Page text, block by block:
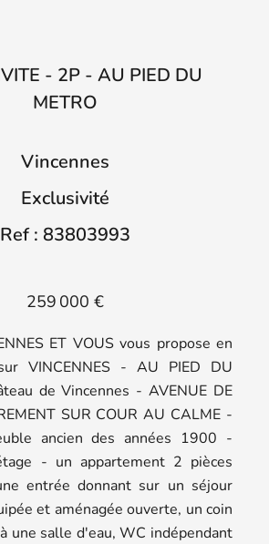
- 2P - AU PIED DU
METRO
Vincennes
Exclusivité
Ref : 83803993
259 000 €
ET VOUS vous propose en
sur VINCENNES - AU PIED DU
de Vincennes - AVENUE DE
SUR COUR AU CALME -
ancien des années 1900 -
- un appartement 2 pièces
entrée donnant sur un séjour
et aménagée ouverte, un coin
une salle d'eau, WC indépendant